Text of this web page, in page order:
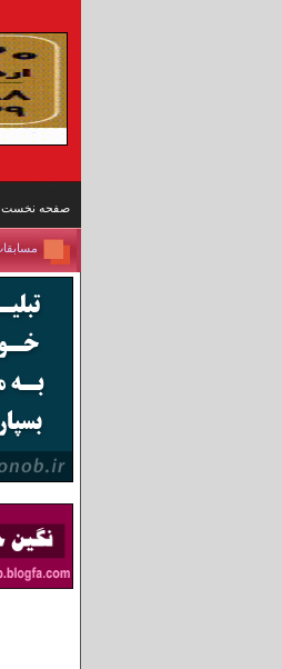
صفحه نخست
پل
گرمای